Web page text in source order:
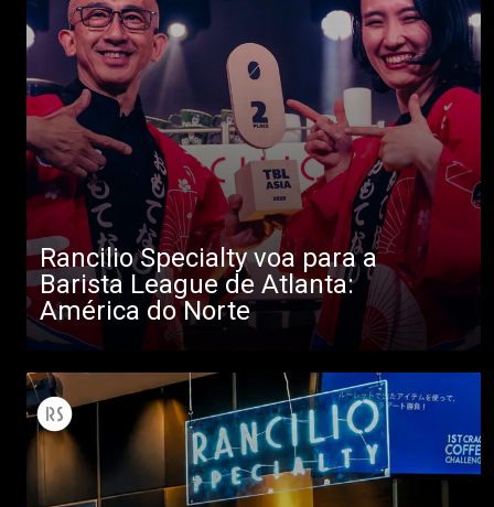
Rancilio Specialty voa para a
Barista League de Atlanta:
América do Norte
Todos
Produtos
Notícias
Descarregar
Mais